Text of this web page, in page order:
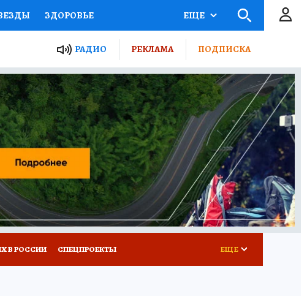
ЗДОРОВЬЕ
РОССИИ
СЕКРЕТЫ ПУТЕВОДИТЕЛЬ
ЖЕЛЕЗА ТУРИЗМ
ГИД ПОТРЕБИТЕЛЯ ВСЕ О КП
ЕЩЕ
РАДИО РЕКЛАМА ПОДПИСКА
В РОССИИ СПЕЦПРОЕКТЫ ЕЩЕ